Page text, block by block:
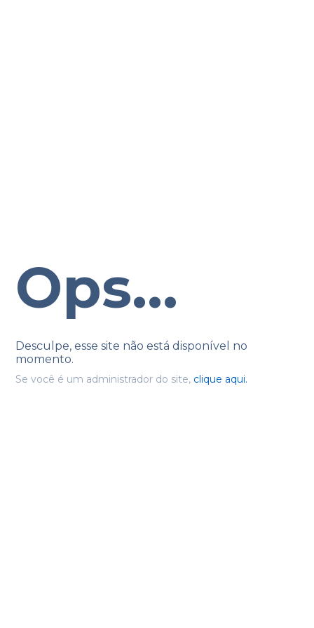
Ops...
Desculpe, esse site não está disponível no
momento.
Se você é um administrador do site, clique aqui.